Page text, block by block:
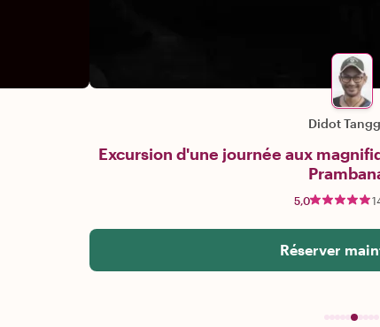
Didot
Excursion d'une journée aux
5,0
Réserver